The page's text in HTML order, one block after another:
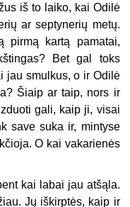
iš to laiko, kai Odilė
ar septynerių metų.
pirmą kartą pamatai,
Bet gal toks
jau smulkus, o ir Odilė
Šiaip ar taip, nors ir
gali, kaip ji, visai
save suka ir, mintyse
O kai vakarienės
kai labai jau atšąla.
Jų iškirptės, kaip ir